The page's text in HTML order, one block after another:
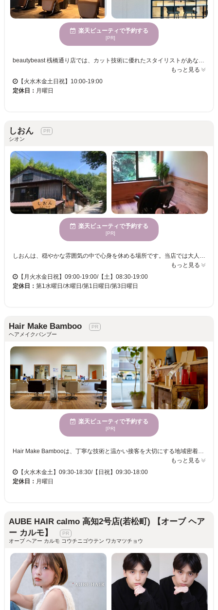
楽天ビューティで予約する
[PR]
beautybeast 桟橋通り店では、カット技術に優れたスタイリストがあなたの魅力を引き立てるスタイルを実現します。ここでは、ストレスを解消できる空間が広がり、訪れるたびに心地よさを感じられます。また、多様な年齢向けのスタイル提案が可能で、どなたでも心から満足するヘアスタイルをご体験いただけます。お手頃な価格で通いやすく、日々のスタイルチェンジを楽しむ方に最適です。特にカットに自信があるため、自分だけの特別なヘアスタイルが見つかります。beautybeast 桟橋通り店で、新しい自分を発見し、毎日の生活に自信をプラスしましょう。
もっと見る
【火水木金土日祝】10:00-19:00
定休日： 月曜日
しおん
シオン
楽天ビューティで予約する
[PR]
しおんは、穏やかな雰囲気の中で心身を休める場所です。当店では大人の美しさを引き立てるトレンドと個性を融合したカラーの提案が得意です。完全マンツーマンで行われる丁寧なカウンセリングと施術で、白髪やクセ毛、年齢による髪の悩みを解消し、お客様の理想のスタイルを実現します。頭皮ケアを通じて髪と頭皮の土台を整えることで、自然なツヤとまとまりを持つ健康的な髪に仕上げます。また、施術前後に行うMANAトリートメントで、繰り返すほど髪は扱いやすくなり、毎日のスタイリングも楽になります。居心地の良さを感じながら、髪の健康を大切にしたいという方にぴったりのサロンです。駐車場を完備し、ストレスを解消できる空間として皆様をお待ちしています。
もっと見る
【月火水金日祝】09:00-19:00/【土】08:30-19:00
定休日： 第1水曜日/木曜日/第1日曜日/第3日曜日
Hair Make Bamboo
ヘアメイクバンブー
楽天ビューティで予約する
[PR]
Hair Make Bambooは、丁寧な技術と温かい接客を大切にする地域密着型サロンです。経験豊富なスタイリストが、お客様一人ひとりの髪質やライフスタイルに合わせたご提案を行い、“なりたい”を叶えるお手伝いをしています。 特に髪質改善メニューに力を入れており、広がり・パサつき・ダメージなど大人女性の髪のお悩みに寄り添い、扱いやすく美しい髪へ導きます。カット・カラー・パーマに加え、マツエクやエステも併設し、トータルビューティーをご提供。 自然の温もりを感じられる落ち着いた空間で、心も髪もリフレッシュできる時間をお過ごしください。通いやすい価格と居心地の良さで、多くのお客様にご利用いただいております。
もっと見る
【火水木金土】09:30-18:30/【日祝】09:30-18:00
定休日： 月曜日
AUBE HAIR calmo 高知2号店(若松町) 【オーブ ヘア
ー カルモ】
オーブ ヘアー カルモ コウチニゴウテン ワカマツチョウ